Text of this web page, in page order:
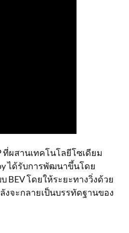
ที่ผสานเทคโนโลยีโซเดียม
ได้รับการพัฒนาขึ้นโดย
BEV โดยให้ระยะทางวิ่งด้วย
งจะกลายเป็นบรรทัดฐานของ